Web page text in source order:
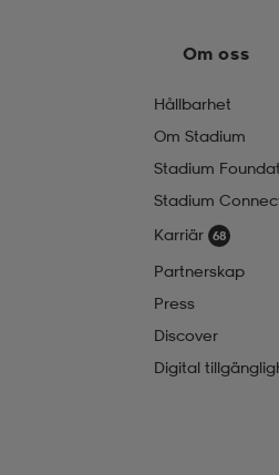
Om oss
Hållbarhet
Om Stadium
Stadium
Stadium
Karriär
Partnerskap
Press
Discover
Digital